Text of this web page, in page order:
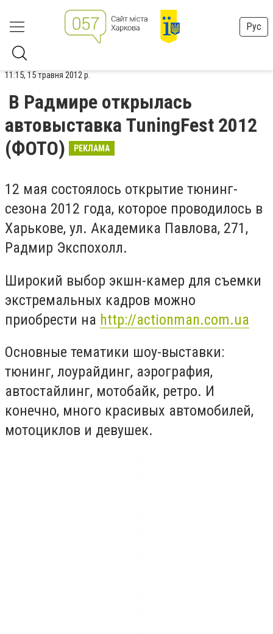
Рус
11:15, 15 травня 2012 р.
В Радмире открылась
автовыставка TuningFest 2012
(ФОТО)
РЕКЛАМА
12 мая состоялось открытие тюнинг-
сезона 2012 года, которое проводилось в
Харькове, ул. Академика Павлова, 271,
Радмир Экспохолл.
Широкий выбор экшн-камер для съемки
экстремальных кадров можно
приобрести на http://actionman.com.ua
Основные тематики шоу-выставки:
тюнинг, лоурайдинг, аэрография,
автостайлинг, мотобайк, ретро. И
конечно, много красивых автомобилей,
мотоциклов и девушек.